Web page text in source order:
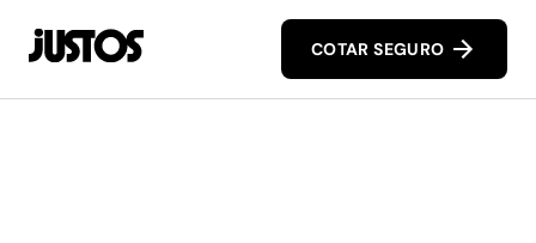
COTAR SEGURO